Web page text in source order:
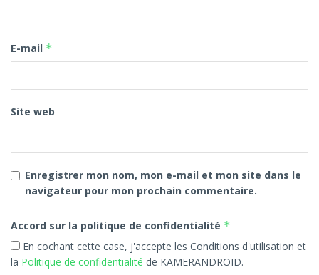
E-mail *
Site web
Enregistrer mon nom, mon e-mail et mon site dans le
navigateur pour mon prochain commentaire.
Accord sur la politique de confidentialité *
En cochant cette case, j'accepte les Conditions d'utilisation et
la Politique de confidentialité de KAMERANDROID.